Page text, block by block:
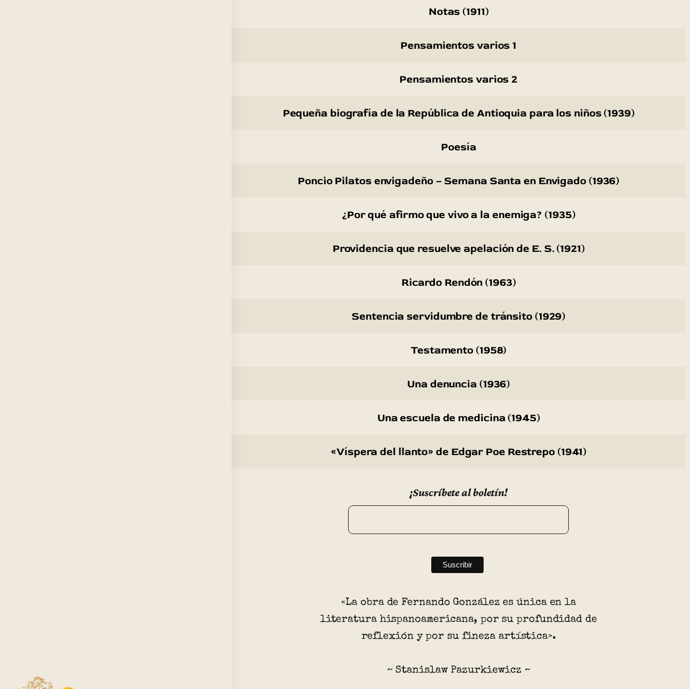
Notas (1911)
Pensamientos varios 1
Pensamientos varios 2
Pequeña biografía de la República de Antioquia para los niños (1939)
Poesía
Poncio Pilatos envigadeño – Semana Santa en Envigado (1936)
¿Por qué afirmo que vivo a la enemiga? (1935)
Providencia que resuelve apelación de E. S. (1921)
Ricardo Rendón (1963)
Sentencia servidumbre de tránsito (1929)
Testamento (1958)
Una denuncia (1936)
Una escuela de medicina (1945)
«Víspera del llanto» de Edgar Poe Restrepo (1941)
¡Suscríbete al boletín!
«La obra de Fernando González es única en la
literatura hispanoamericana, por su profundidad de
reflexión y por su fineza artística».
~ Stanislaw Pazurkiewicz ~